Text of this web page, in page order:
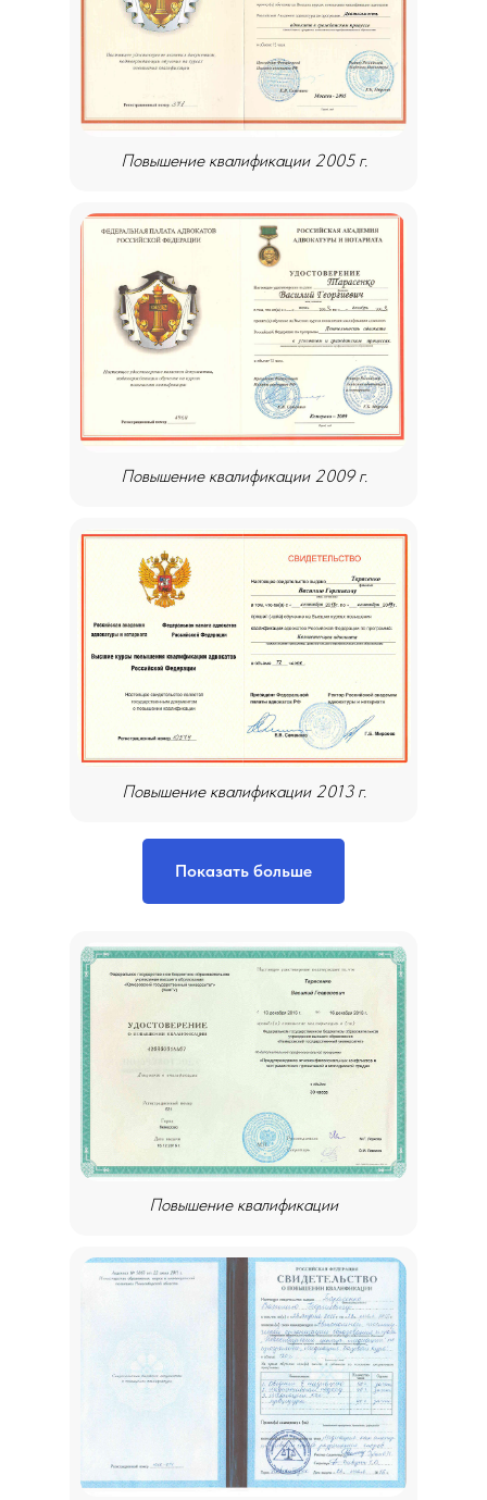
Повышение квалификации 2009 г.
Повышение квалификации 2005 г.
Повышение квалификации 2013 г.
Показать больше
Повышение квалификации